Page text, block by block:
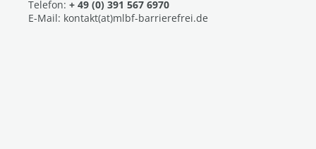
Telefon: + 49 (0) 391 567 6970
E-Mail: kontakt(at)mlbf-barrierefrei.de